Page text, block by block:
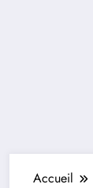
Accueil